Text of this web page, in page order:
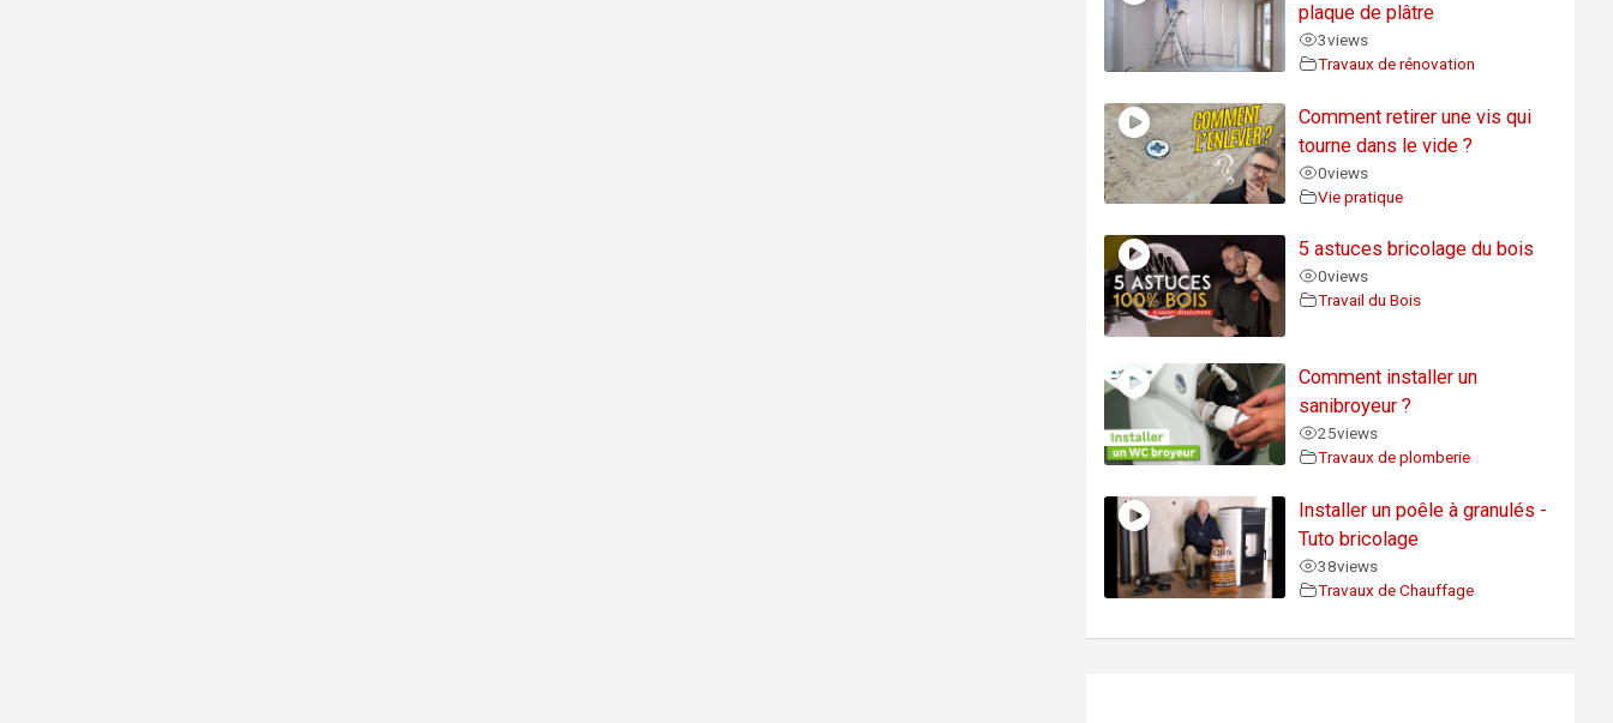
plaque de plâtre
3views
Travaux de rénovation
Comment retirer une vis qui
tourne dans le vide ?
0views
Vie pratique
5 astuces bricolage du bois
0views
Travail du Bois
Comment installer un
sanibroyeur ?
25views
Travaux de plomberie
Installer un poêle à granulés -
Tuto bricolage
38views
Travaux de Chauffage